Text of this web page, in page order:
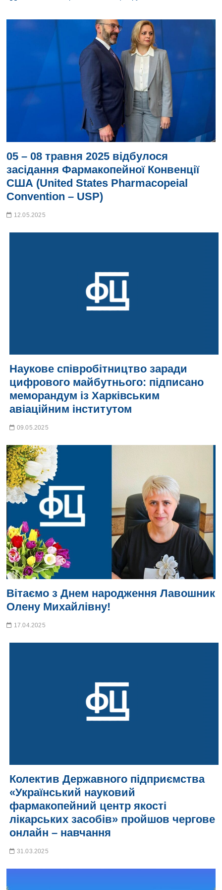
05 – 08 травня 2025 відбулося
засідання Фармакопейної Конвенції
США (United States Pharmacopeial
Convention – USP)
12.05.2025
Наукове співробітництво заради
цифрового майбутнього: підписано
меморандум із Харківським
авіаційним інститутом
09.05.2025
Вітаємо з Днем народження Лавошник
Олену Михайлівну!
17.04.2025
Колектив Державного підприємства
«Український науковий
фармакопейний центр якості
лікарських засобів» пройшов чергове
онлайн – навчання
31.03.2025